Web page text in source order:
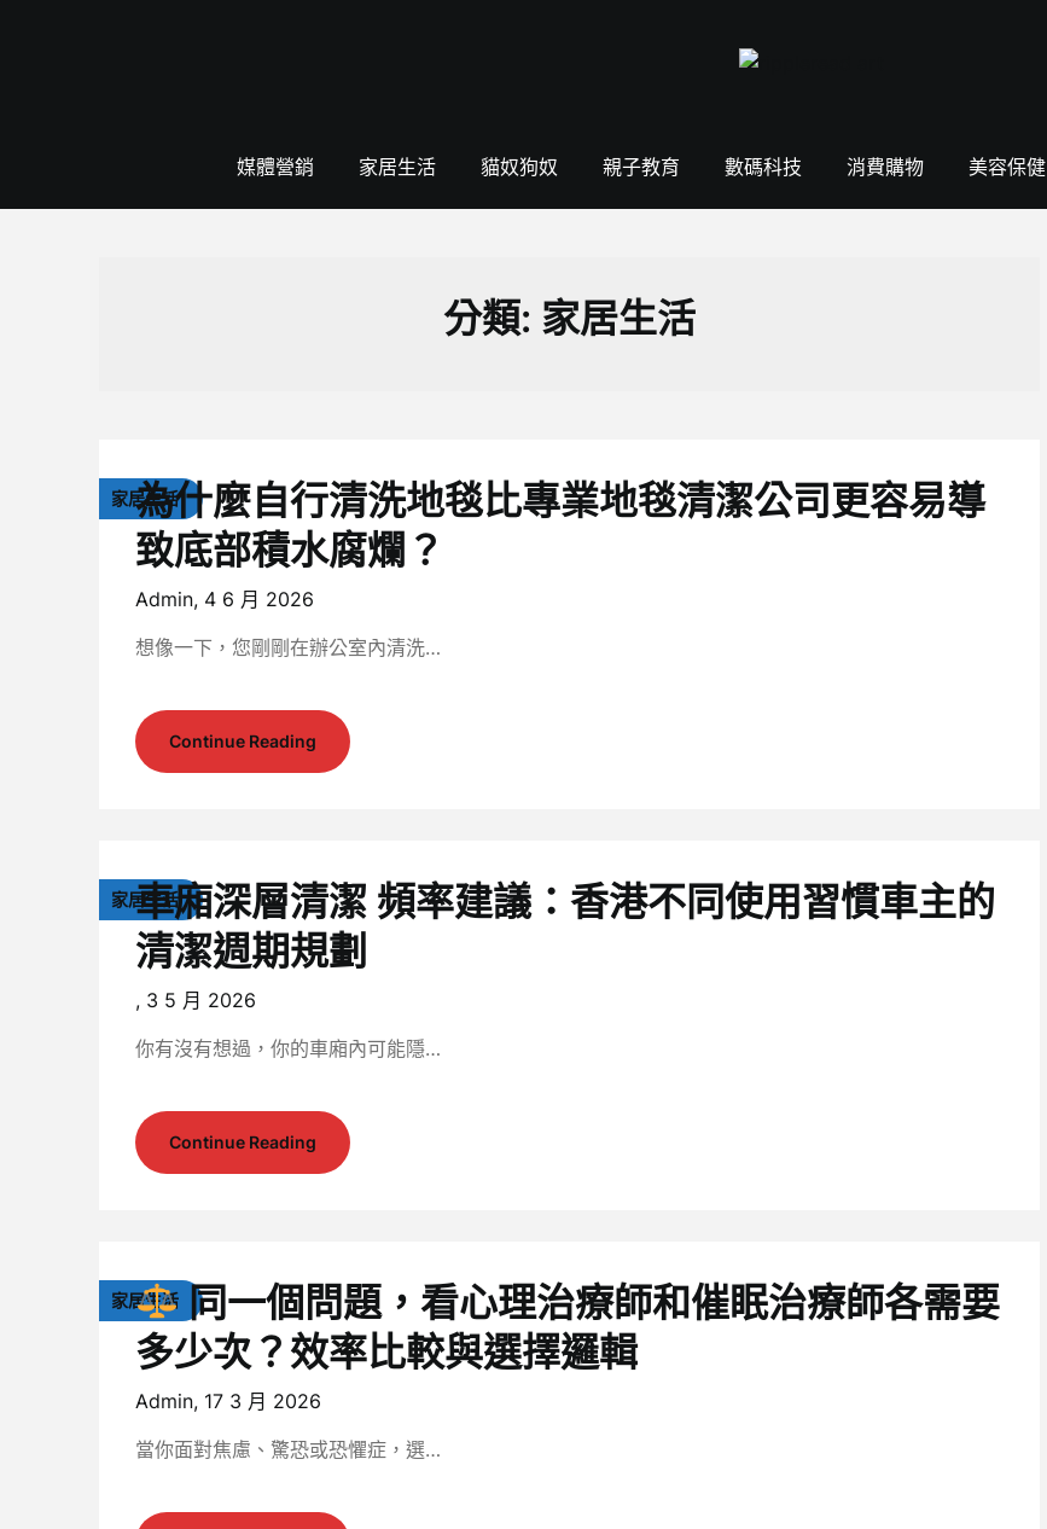
媒體營銷 家居生活 貓奴狗奴 親子教育 數碼科技 消費購物 美容保健
分類: 家居生活
家居生活
為什麼自行清洗地毯比專業地毯清潔公司更容易導
致底部積水腐爛？
Admin, 4 6 月 2026
想像一下，您剛剛在辦公室內清洗…
Continue Reading
家居生活
車廂深層清潔 頻率建議：香港不同使用習慣車主的
清潔週期規劃
, 3 5 月 2026
你有沒有想過，你的車廂內可能隱…
Continue Reading
家居生活
同一個問題，看心理治療師和催眠治療師各需要
多少次？效率比較與選擇邏輯
Admin, 17 3 月 2026
當你面對焦慮、驚恐或恐懼症，選…